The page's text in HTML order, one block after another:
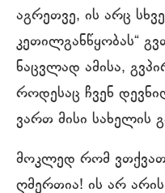
აგრეთვე, ის არც
კეთილგანწყობას“
ნაცვლად ამისა,
როდესაც ჩვენ
ვართ მისი სახელის
მოკლედ რომ
ღმერთია! ის არ